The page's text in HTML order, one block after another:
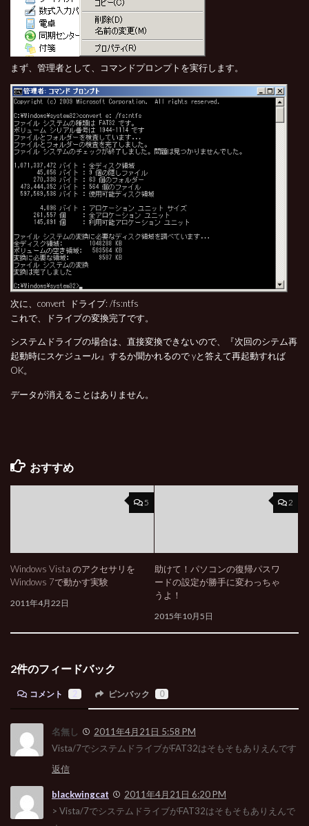
まず、管理者として、コマンドプロンプトを実行します。
次に、convert ドライブ: /fs:ntfs
これで、ドライブの変換完了です。
システムドライブの場合は、直接変換できないので、『次回のシテム再
起動時にスケジュール』するか聞かれるので yと答えて再起動すれば
OK。
データが消えることはありません。
おすすめ
5
Windows Vista のアクセサリを
Windows 7で動かす実験
2011年4月22日
2
助けて！パソコンの復帰パスワ
ードの設定が勝手に変わっちゃ
うよ！
2015年10月5日
2件のフィードバック
コメント ピンバック 0
名無し
2011年4月21日 5:58 PM
Vista/7でシステムドライブがFAT32はそもそもありえんです
返信
blackwingcat
2011年4月21日 6:20 PM
> Vista/7でシステムドライブがFAT32はそもそもありえんで